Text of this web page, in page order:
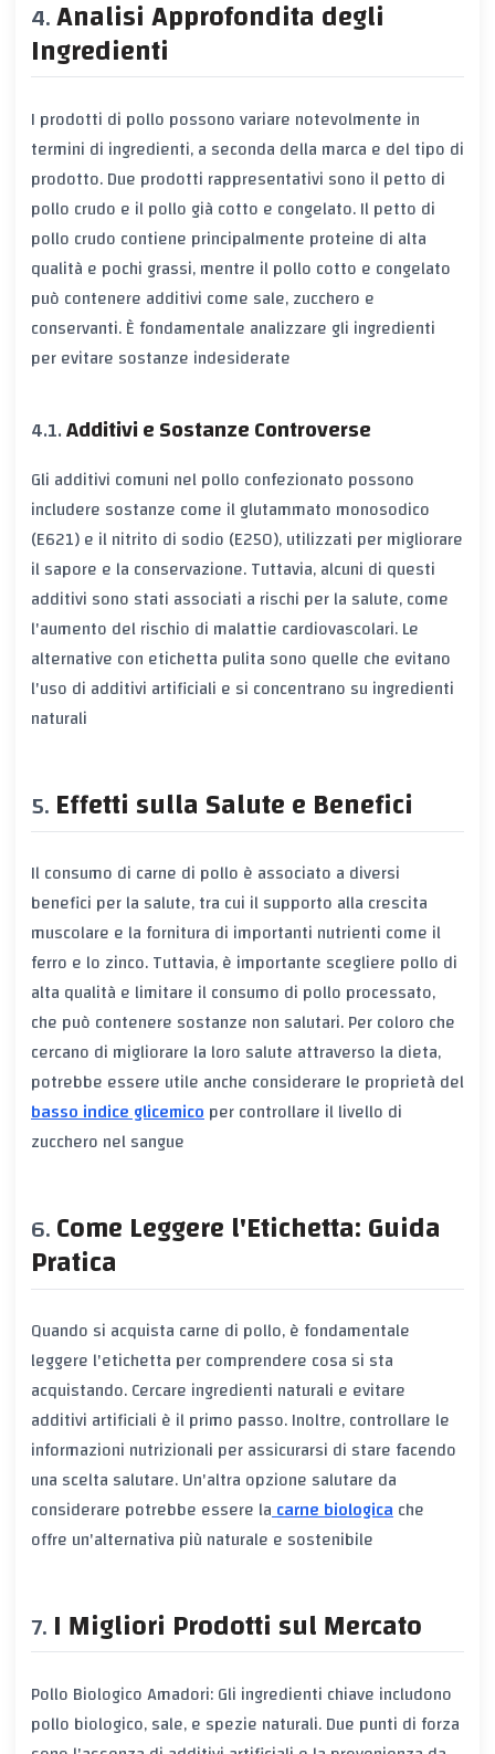
Analisi Approfondita degli
Ingredienti
I prodotti di pollo possono variare notevolmente in
termini di ingredienti, a seconda della marca e del tipo di
prodotto. Due prodotti rappresentativi sono il petto di
pollo crudo e il pollo già cotto e congelato. Il petto di
pollo crudo contiene principalmente proteine di alta
qualità e pochi grassi, mentre il pollo cotto e congelato
può contenere additivi come sale, zucchero e
conservanti. È fondamentale analizzare gli ingredienti
per evitare sostanze indesiderate
Additivi e Sostanze Controverse
Gli additivi comuni nel pollo confezionato possono
includere sostanze come il glutammato monosodico
(E621) e il nitrito di sodio (E250), utilizzati per migliorare
il sapore e la conservazione. Tuttavia, alcuni di questi
additivi sono stati associati a rischi per la salute, come
l'aumento del rischio di malattie cardiovascolari. Le
alternative con etichetta pulita sono quelle che evitano
l'uso di additivi artificiali e si concentrano su ingredienti
naturali
Effetti sulla Salute e Benefici
Il consumo di carne di pollo è associato a diversi
benefici per la salute, tra cui il supporto alla crescita
muscolare e la fornitura di importanti nutrienti come il
ferro e lo zinco. Tuttavia, è importante scegliere pollo di
alta qualità e limitare il consumo di pollo processato,
che può contenere sostanze non salutari. Per coloro che
cercano di migliorare la loro salute attraverso la dieta,
potrebbe essere utile anche considerare le proprietà del
basso indice glicemicoper controllare il livello di
zucchero nel sangue
Come Leggere l'Etichetta: Guida
Pratica
Quando si acquista carne di pollo, è fondamentale
leggere l'etichetta per comprendere cosa si sta
acquistando. Cercare ingredienti naturali e evitare
additivi artificiali è il primo passo. Inoltre, controllare le
informazioni nutrizionali per assicurarsi di stare facendo
una scelta salutare. Un'altra opzione salutare da
considerare potrebbe essere lacarne biologicache
offre un'alternativa più naturale e sostenibile
I Migliori Prodotti sul Mercato
Pollo Biologico Amadori: Gli ingredienti chiave includono
pollo biologico, sale, e spezie naturali. Due punti di forza